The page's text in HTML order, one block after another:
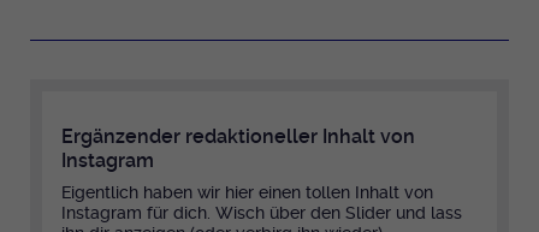
Ergänzender redaktioneller Inhalt von
Instagram
Eigentlich haben wir hier einen tollen Inhalt von
Instagram für dich. Wisch über den Slider und lass
Laufzeit Ende der Sitzung
Zweck
Webseite.